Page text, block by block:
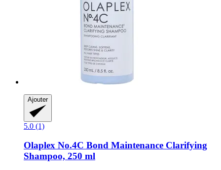
Ajouter
5.0 (1)
Olaplex No.4C Bond Maintenance Clarifying
Shampoo, 250 ml